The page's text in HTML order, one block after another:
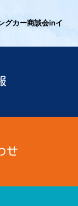
グカー商談会inイ
せ